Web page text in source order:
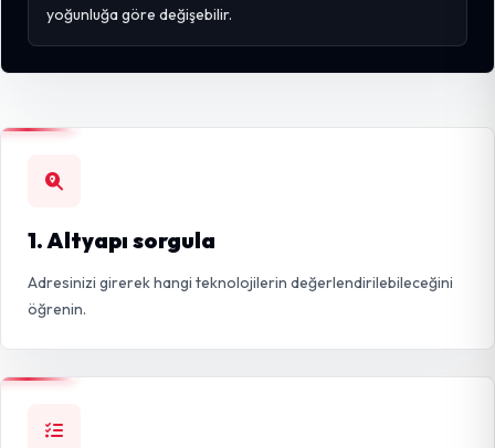
yoğunluğa göre değişebilir.
1. Altyapı sorgula
Adresinizi girerek hangi teknolojilerin değerlendirilebileceğini
öğrenin.